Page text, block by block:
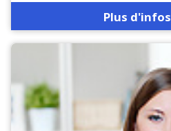
Plus d'infos